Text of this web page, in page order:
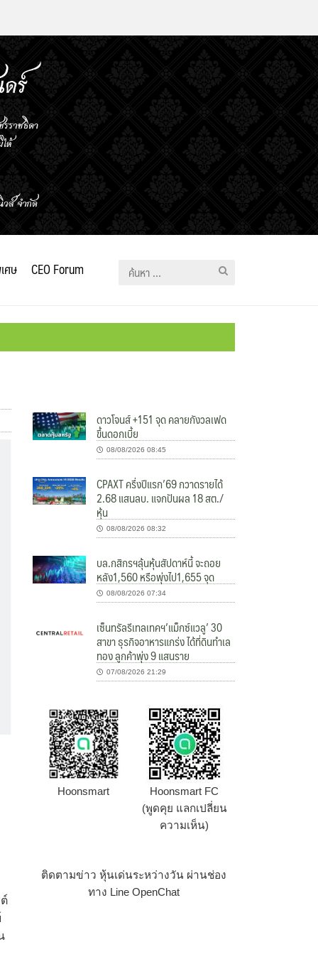
ศษ CEO Forum
ค้นหา
ดาวโจนส์ +151 จุด คลายกังวลเฟด
ขึ้นดอกเบี้ย
08/08/2026 08:45
CPAXT ครึ่งปีแรก’69 กวาดรายได้
2.68 แสนลบ. แจกปันผล 18 สต./
หุ้น
08/08/2026 08:32
บล.กสิกรฯลุ้นหุ้นสัปดาห์นี้ จะถอย
หลัง1,560 หรือพุ่งไป1,655 จุด
08/08/2026 07:34
เซ็นทรัลรีเทลเทคฯ’แม็กซ์แวลู’ 30
สาขา ธุรกิจอาหารแกร่ง ได้ที่ดินทำเล
ทอง ลูกค้าพุ่ง 9 แสนราย
07/08/2026 21:29
Hoonsmart
Hoonsmart FC
(พูดคุย แลกเปลี่ยน
ความเห็น)
ติดตามข่าว หุ้นเด่นระหว่างวัน ผ่านช่อง
ทาง Line OpenChat